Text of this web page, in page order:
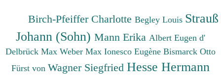
Birch-Pfeiffer CharlotteBegley Louis Strauß
Johann (Sohn) Mann Erika Albert Eugen d'
Delbrück Max Weber Max Ionesco Eugène Bismarck Otto
Fürst von Wagner Siegfried Hesse Hermann